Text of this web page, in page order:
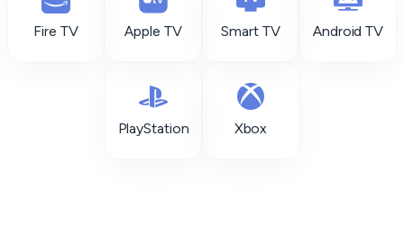
Fire TV Apple TV Smart TV Android TV
PlayStation Xbox